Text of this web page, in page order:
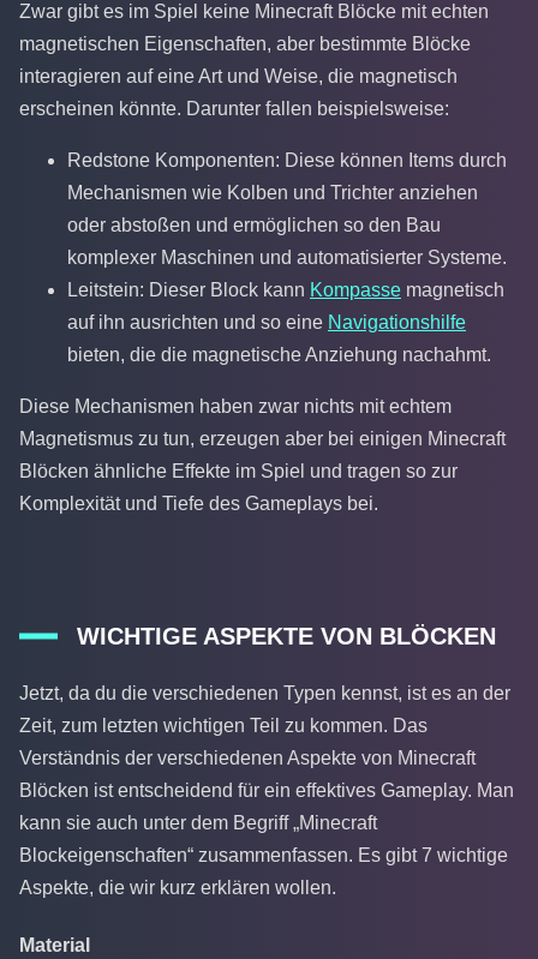
Zwar gibt es im Spiel keine Minecraft Blöcke mit echten
magnetischen Eigenschaften, aber bestimmte Blöcke
interagieren auf eine Art und Weise, die magnetisch
erscheinen könnte. Darunter fallen beispielsweise:
Redstone Komponenten: Diese können Items durch
Mechanismen wie Kolben und Trichter anziehen
oder abstoßen und ermöglichen so den Bau
komplexer Maschinen und automatisierter Systeme.
Leitstein: Dieser Block kann Kompasse magnetisch
auf ihn ausrichten und so eine Navigationshilfe
bieten, die die magnetische Anziehung nachahmt.
Diese Mechanismen haben zwar nichts mit echtem
Magnetismus zu tun, erzeugen aber bei einigen Minecraft
Blöcken ähnliche Effekte im Spiel und tragen so zur
Komplexität und Tiefe des Gameplays bei.
WICHTIGE ASPEKTE VON BLÖCKEN
Jetzt, da du die verschiedenen Typen kennst, ist es an der
Zeit, zum letzten wichtigen Teil zu kommen. Das
Verständnis der verschiedenen Aspekte von Minecraft
Blöcken ist entscheidend für ein effektives Gameplay. Man
kann sie auch unter dem Begriff „Minecraft
Blockeigenschaften“ zusammenfassen. Es gibt 7 wichtige
Aspekte, die wir kurz erklären wollen.
Material